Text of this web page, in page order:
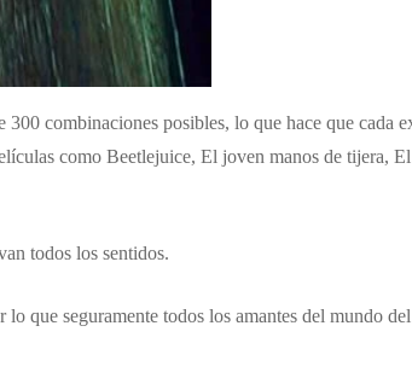
combinaciones posibles, lo que hace que cada
como Beetlejuice, El joven manos de tijera,
todos los sentidos.
que seguramente todos los amantes del mundo